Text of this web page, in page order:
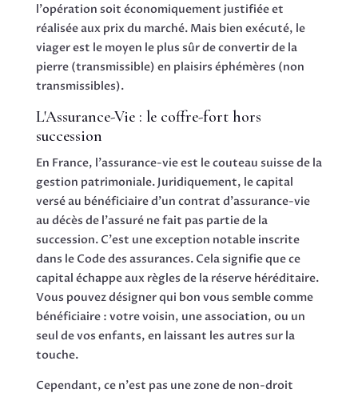
l'opération soit économiquement justifiée et
réalisée aux prix du marché. Mais bien exécuté, le
viager est le moyen le plus sûr de convertir de la
pierre (transmissible) en plaisirs éphémères (non
transmissibles).
L'Assurance-Vie : le coffre-fort hors
succession
En France, l'assurance-vie est le couteau suisse de la
gestion patrimoniale. Juridiquement, le capital
versé au bénéficiaire d'un contrat d'assurance-vie
au décès de l'assuré ne fait pas partie de la
succession. C'est une exception notable inscrite
dans le Code des assurances. Cela signifie que ce
capital échappe aux règles de la réserve héréditaire.
Vous pouvez désigner qui bon vous semble comme
bénéficiaire : votre voisin, une association, ou un
seul de vos enfants, en laissant les autres sur la
touche.
Cependant, ce n'est pas une zone de non-droit